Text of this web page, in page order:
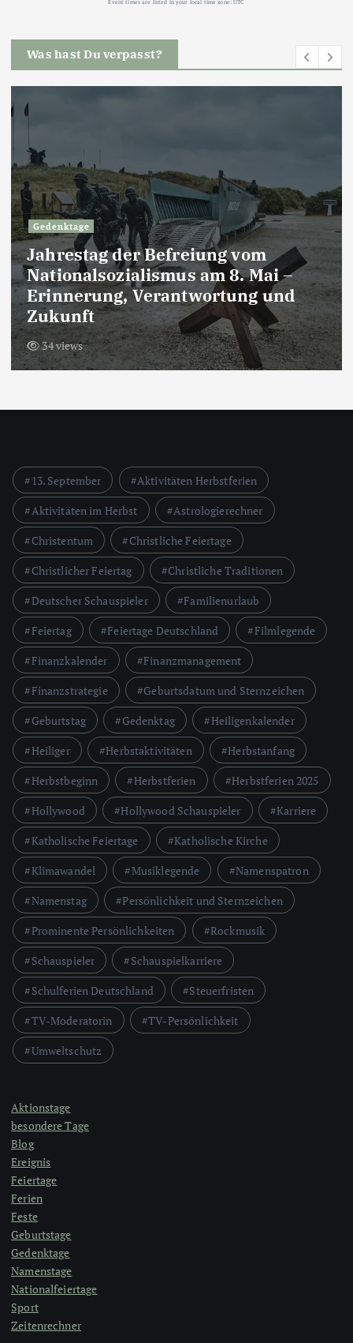
Event times are listed in your local time zone:UTC
Was hast Du verpasst?
Gedenktage
Jahrestag der Befreiung vom
Nationalsozialismus am 8. Mai –
Erinnerung, Verantwortung und
Zukunft
34 views
13. September
Aktivitäten Herbstferien
Aktivitäten im Herbst
Astrologierechner
Christentum
Christliche Feiertage
Christlicher Feiertag
Christliche Traditionen
Deutscher Schauspieler
Familienurlaub
Feiertag
Feiertage Deutschland
Filmlegende
Finanzkalender
Finanzmanagement
Finanzstrategie
Geburtsdatum und Sternzeichen
Geburtstag
Gedenktag
Heiligenkalender
Heiliger
Herbstaktivitäten
Herbstanfang
Herbstbeginn
Herbstferien
Herbstferien 2025
Hollywood
Hollywood Schauspieler
Karriere
Katholische Feiertage
Katholische Kirche
Klimawandel
Musiklegende
Namenspatron
Namenstag
Persönlichkeit und Sternzeichen
Prominente Persönlichkeiten
Rockmusik
Schauspieler
Schauspielkarriere
Schulferien Deutschland
Steuerfristen
TV-Moderatorin
TV-Persönlichkeit
Umweltschutz
Aktionstage
besondere Tage
Blog
Ereignis
Feiertage
Ferien
Feste
Geburtstage
Gedenktage
Namenstage
Nationalfeiertage
Sport
Zeitenrechner